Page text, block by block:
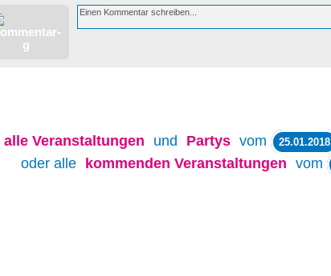
alle Veranstaltungen und Partys vom 25.01.2018
oder alle
kommenden Veranstaltungen vom